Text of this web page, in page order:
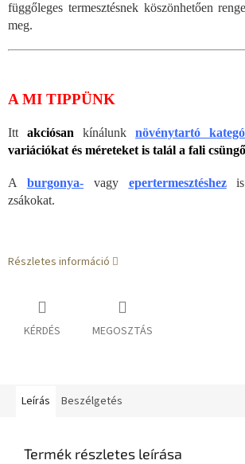
függőleges termesztésnek köszönhetően
meg.
A MI TIPPÜNK
Itt akciósan kínálunk növénytartó
variációkat és méreteket is talál a fali
A burgonya-vagy epertermesztéshezis
zsákokat.
Részletes információ
KÉRDÉS MEGOSZTÁS
Leírás Beszélgetés
Termék részletes leírása